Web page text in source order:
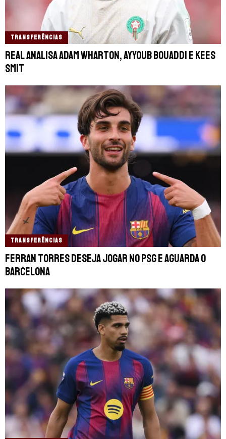
TRANSFERÊNCIAS
Real analisa Adam Wharton, Ayyoub Bouaddi e Kees
Smit
TRANSFERÊNCIAS
Ferran Torres deseja jogar no PSG e aguarda o
Barcelona